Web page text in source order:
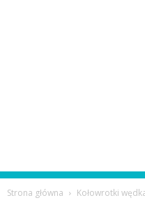
Strona główna Kołowrotki